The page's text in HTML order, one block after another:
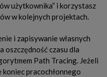
użytkownika” i korzystasz
w kolejnych projektach.
i zapisywanie własnych
oszczędność czasu dla
Path Tracing. Jeżeli
pracochłonnego